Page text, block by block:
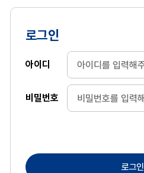
로그인
아이디
비밀번호
로그인